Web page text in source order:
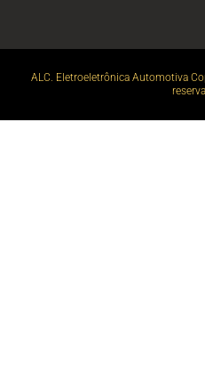
ALC. Eletroeletrônica Automotiva